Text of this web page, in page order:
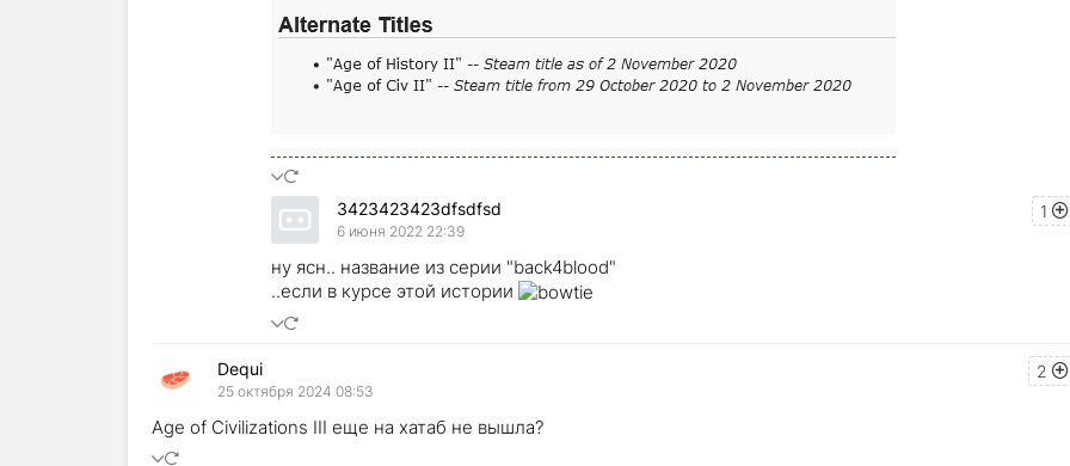
1
3423423423dfsdfsd
6 июня 2022 22:39
ну ясн.. название из серии "back4blood"
..если в курсе этой истории
2
Dequi
25 октября 2024 08:53
Age of Civilizations III еще на хатаб не вышла?